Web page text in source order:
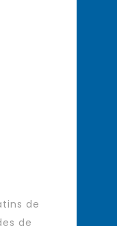
de
de